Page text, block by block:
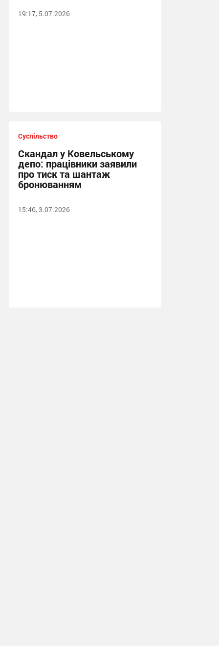
19:17, 5.07.2026
Суспільство
Скандал у Ковельському
депо: працівники заявили
про тиск та шантаж
бронюванням
15:46, 3.07.2026